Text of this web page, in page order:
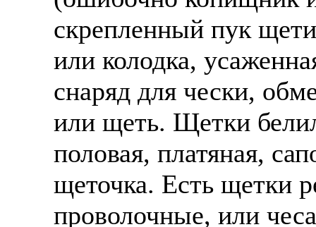
скрепленный пук
или колодка,
снаряд для чески,
или щеть. Щетки
половая, платяная,
щеточка. Есть щетки
проволочные, или